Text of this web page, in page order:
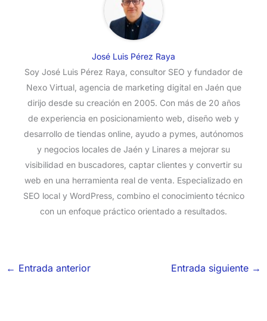
José Luis Pérez Raya
Soy José Luis Pérez Raya, consultor SEO y fundador de
Nexo Virtual, agencia de marketing digital en Jaén que
dirijo desde su creación en 2005. Con más de 20 años
de experiencia en posicionamiento web, diseño web y
desarrollo de tiendas online, ayudo a pymes, autónomos
y negocios locales de Jaén y Linares a mejorar su
visibilidad en buscadores, captar clientes y convertir su
web en una herramienta real de venta. Especializado en
SEO local y WordPress, combino el conocimiento técnico
con un enfoque práctico orientado a resultados.
← Entrada anterior Entrada siguiente →